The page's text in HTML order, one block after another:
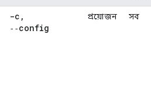
-c ,
‑‑config
প্রয়োজন সব